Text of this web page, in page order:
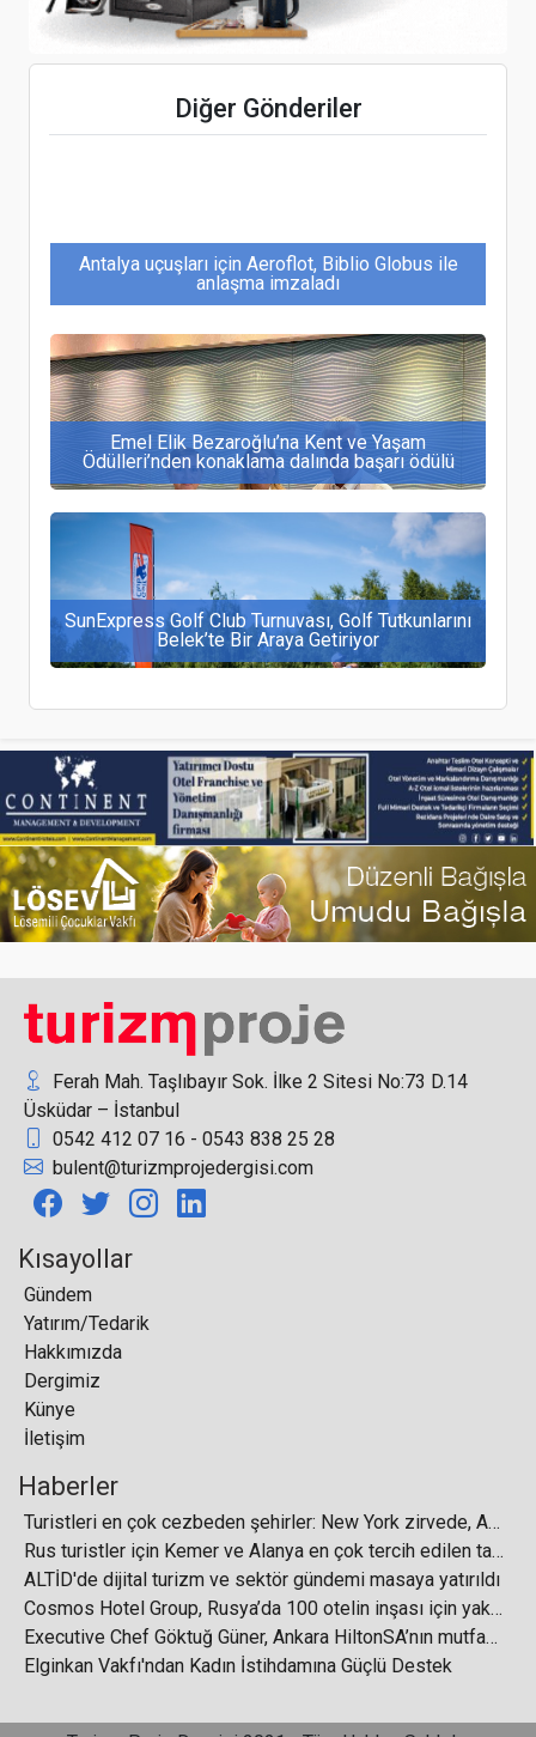
Diğer Gönderiler
teması "Turizm ve Sürdürülebilir Dönüşüm”
Antalya uçuşları için Aeroflot, Biblio Globus ile
anlaşma imzaladı
Emel Elik Bezaroğlu’na Kent ve Yaşam
Ödülleri’nden konaklama dalında başarı ödülü
SunExpress Golf Club Turnuvası, Golf Tutkunlarını
Belek’te Bir Araya Getiriyor
Conrad Istanbul Bosphorus’ta Önemli Terfi
Corendon Airlines, Anadolu’nun en büyük 500
Kastamonu’da eski belediye misafirhanesi butik
otel olacak
Elite World, Hayata Sarıl Lokantası’yla Sosyal
27 Eylül Dünya Turizm Günü’nün bu yılki WTD
teması "Turizm ve Sürdürülebilir Dönüşüm”
Ferah Mah. Taşlıbayır Sok. İlke 2 Sitesi No:73 D.14
Üsküdar – İstanbul
0542 412 07 16 - 0543 838 25 28
bulent@turizmprojedergisi.com
Kısayollar
Gündem
Yatırım/Tedarik
Hakkımızda
Dergimiz
Künye
İletişim
Haberler
Turistleri en çok cezbeden şehirler: New York zirvede, Asya yükselişte
Rus turistler için Kemer ve Alanya en çok tercih edilen tatil bölgeleri arasında ilk iki sırada yer aldı
ALTİD'de dijital turizm ve sektör gündemi masaya yatırıldı
Cosmos Hotel Group, Rusya’da 100 otelin inşası için yaklaşık 700 milyar ruble yatıracak
Executive Chef Göktuğ Güner, Ankara HiltonSA’nın mutfak operasyonlarının liderliğini üstlendi
Elginkan Vakfı'ndan Kadın İstihdamına Güçlü Destek